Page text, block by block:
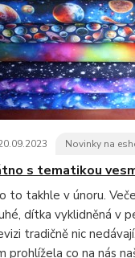
.09.2023 Novinky na
s tematikou
to takhle v únoru.
dítka vyklidněná v
tradičně nic
prohlížela co na nás